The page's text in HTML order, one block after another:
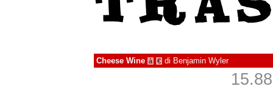
Cheese Wine à € di Benjamin Wyler